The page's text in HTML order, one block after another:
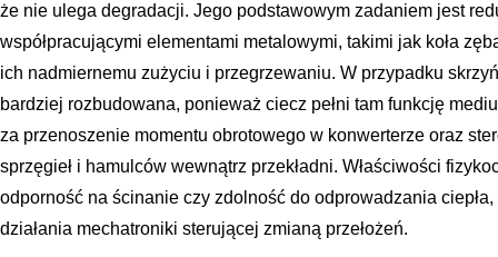
że nie ulega degradacji. Jego podstawowym zadaniem jest
współpracującymi elementami metalowymi, takimi jak koła
ich nadmiernemu zużyciu i przegrzewaniu. W przypadku
bardziej rozbudowana, ponieważ ciecz pełni tam funkcję
za przenoszenie momentu obrotowego w konwerterze oraz
sprzęgieł i hamulców wewnątrz przekładni. Właściwości
odporność na ścinanie czy zdolność do odprowadzania
działania mechatroniki sterującej zmianą przełożeń.